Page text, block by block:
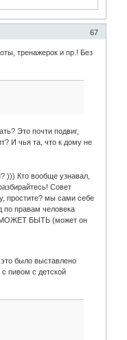
67
тренажерок и пр.! Без
Это почти подвиг,
И чья та, что к дому не
))) Кто вообще узнавал,
Совет
простите? мы сами себе
по правам человека
МОЖЕТ БЫТЬ (может он
было выставлено
пивом с детской